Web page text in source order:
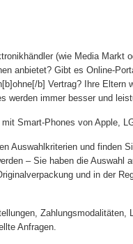
(wie Media Markt
anbietet? Gibt es Online-
b] Vertrag? Ihre Eltern
werden immer besser und
Smart-Phones von Apple,
Auswahlkriterien und finden
– Sie haben die Auswahl
und in der
Anfragen.